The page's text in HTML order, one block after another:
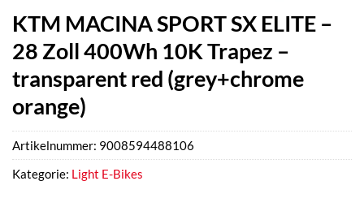
KTM MACINA SPORT SX ELITE –
28 Zoll 400Wh 10K Trapez –
transparent red (grey+chrome
orange)
Artikelnummer: 9008594488106
Kategorie: Light E-Bikes